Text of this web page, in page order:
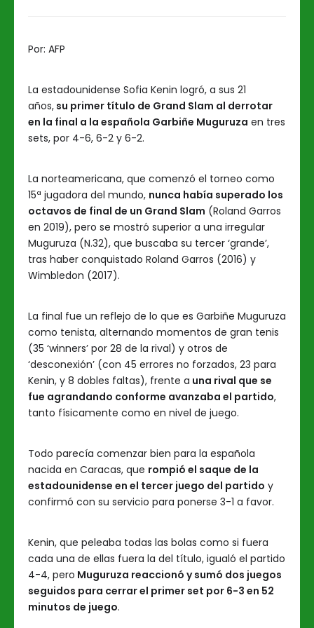
Por: AFP
La estadounidense Sofia Kenin logró, a sus 21
años, su primer título de Grand Slam al derrotar
en la final a la española Garbiñe Muguruza en tres
sets, por 4-6, 6-2 y 6-2.
La norteamericana, que comenzó el torneo como
15ª jugadora del mundo, nunca había superado los
octavos de final de un Grand Slam (Roland Garros
en 2019), pero se mostró superior a una irregular
Muguruza (N.32), que buscaba su tercer ‘grande’,
tras haber conquistado Roland Garros (2016) y
Wimbledon (2017).
La final fue un reflejo de lo que es Garbiñe Muguruza
como tenista, alternando momentos de gran tenis
(35 ‘winners’ por 28 de la rival) y otros de
‘desconexión’ (con 45 errores no forzados, 23 para
Kenin, y 8 dobles faltas), frente a una rival que se
fue agrandando conforme avanzaba el partido,
tanto físicamente como en nivel de juego.
Todo parecía comenzar bien para la española
nacida en Caracas, que rompió el saque de la
estadounidense en el tercer juego del partido y
confirmó con su servicio para ponerse 3-1 a favor.
Kenin, que peleaba todas las bolas como si fuera
cada una de ellas fuera la del título, igualó el partido
4-4, pero Muguruza reaccionó y sumó dos juegos
seguidos para cerrar el primer set por 6-3 en 52
minutos de juego.